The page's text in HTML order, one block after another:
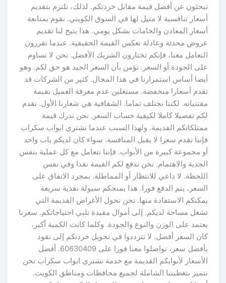
تبحثون عن أفضل قيمة مقابل خردتكم. لذلك، نلتزم بتقديم
أسعار تنافسية لا مثيل لها في السوق الكويتي. نقوم بمتابعة
أسعار المعادن والخامات بشكل يومي. هذا يتيح لنا تقديم
عروض محدثة وعادلة تعكس القيمة الحقيقية. عندما تقررون
التعامل معنا، فإنكم تختارون الشريك الأفضل. نحن لا نساوم
على الجودة أو السعر. نؤمن بأن السعر الجيد هو حق لكم. وهو
أيضا أساس استمرارنا في هذا المجال. كثير من الشركات قد
تقدم أسعارا منخفضة. مستغلين عدم معرفة العميل بقيمة
مقتنياته. لكننا نختلف تماما. الشفافية هي شعارنا الأول. نقدم
لكم تفصيلا كاملا لكيفية حساب السعر. نحن ندرك قيمة
ممتلكاتكم القديمة. ولهذا السبب عندما نشتري ابواب سكراب
فإننا نقدم سعرا لا يقبل المنافسة. سواء كان لديكم باب واحد
أو مجموعة كبيرة من الأبواب. فإننا نتعامل مع كل عملية بنفس
الجدية والاهتمام. نحن ندفع لكم القيمة نقدا وفي نفس
اللحظة. لا داعي للانتظار أو المماطلة. بمجرد الاتفاق على
السعر، يتم الدفع فورا. هذا يمنحكم سيولة نقدية سريعة
يمكنكم الاستفادة منها. نحن نحول الأغراض القديمة التي
تشغل مساحة لديكم. إلى أموال مفيدة تلبي احتياجاتكم. سعرنا
يعتمد على الوزن والنوع والجودة. وكلما كانت الكمية أكبر،
كان السعر أفضل. لا تترددوا في تحويل خردتكم إلى نقود
بأفضل سعر، تواصلوا معنا فورا على 60630409. أفضل
الأسعار لأبوابكم القديمة مع خدمة نشتري ابواب سكراب نحن
نتميز بتغطيتنا الشاملة لجميع محافظات ومناطق الكويت.